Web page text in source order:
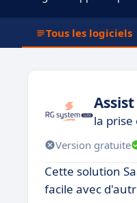
Tous les logiciels
Assist
la prise
Version gratuite
Cette solution
facile avec